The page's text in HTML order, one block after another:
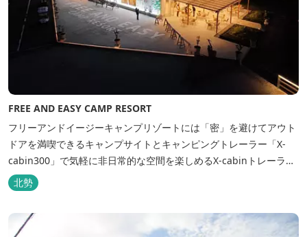
FREE AND EASY CAMP RESORT
フリーアンドイージーキャンプリゾートには「密」を避けてアウト
ドアを満喫できるキャンプサイトとキャンピングトレーラー「X-
cabin300」で気軽に非日常的な空間を楽しめるX-cabinトレーラー
サイト、日帰り手ぶらBBQやドッグラン・ドッグサロン、貸切サウ
ナ施設などを完備、キャンプしながら併設している片岡温泉「アク
北勢